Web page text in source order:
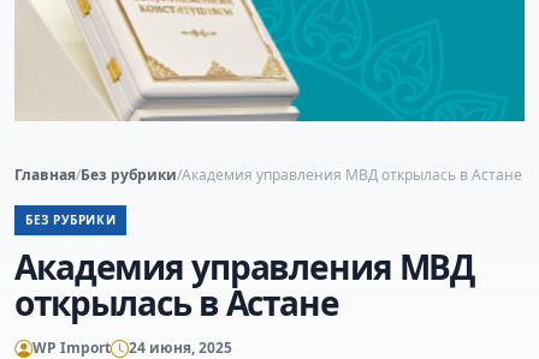
Главная/Без рубрики/Академия управления МВД открылась в Астане
БЕЗ РУБРИКИ
Академия управления МВД
открылась в Астане
WP Import 24 июня, 2025